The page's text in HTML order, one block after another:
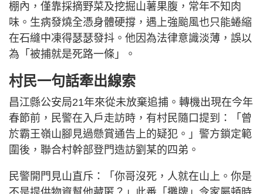
棚內，僅靠採摘野菜及挖掘山薯果腹，常年不知肉
味。生病發燒全憑身體硬撐，遇上強颱風也只能蜷縮
在石縫中凍得瑟瑟發抖。他因為法律意識淡薄，誤以
為「被捕就是死路一條」。
村民一句話牽出線索
昌江縣公安局21年來從未放棄追捕。轉機出現在今年
春節前，民警在入戶走訪時，有村民隨口提到：「曾
於霸王嶺山腳見過懸賞通告上的疑犯。」警方鎖定範
圍後，聯合村幹部登門造訪劉某的四弟。
民警開門見山直斥：「你哥沒死，人就在山上。你是